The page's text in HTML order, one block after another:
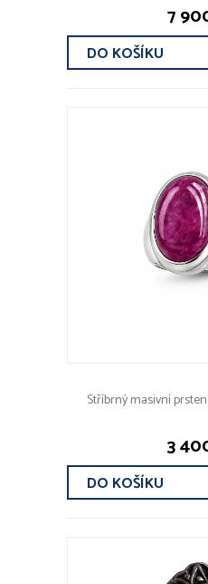
7
DO KOŠÍKU
Stříbrný masivní
3
DO KOŠÍKU